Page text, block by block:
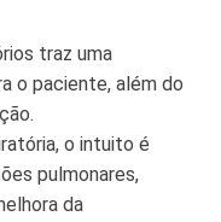
traz uma
o paciente, além do
o intuito é
pulmonares,
da